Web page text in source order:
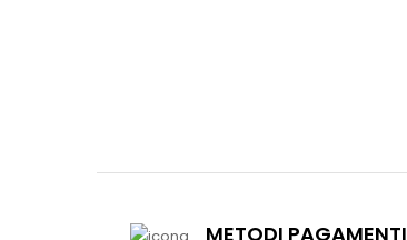
METODI PAGAMENTI